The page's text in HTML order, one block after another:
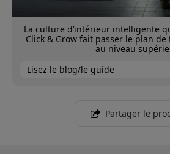
La culture d’intérieur intelligente
Click & Grow fait passer le plan
au niveau
Lisez le blog/le guide
Partager le